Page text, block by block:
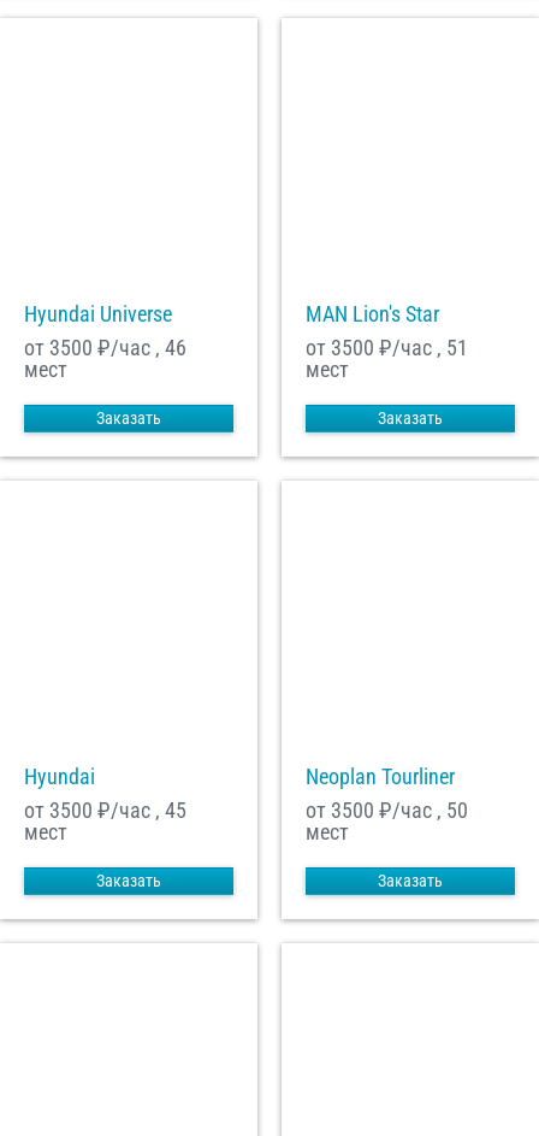
Hyundai Universe
от 3500 ₽/час , 46
мест
Заказать
MAN Lion's Star
от 3500 ₽/час , 51
мест
Заказать
Hyundai
от 3500 ₽/час , 45
мест
Заказать
Neoplan Tourliner
от 3500 ₽/час , 50
мест
Заказать